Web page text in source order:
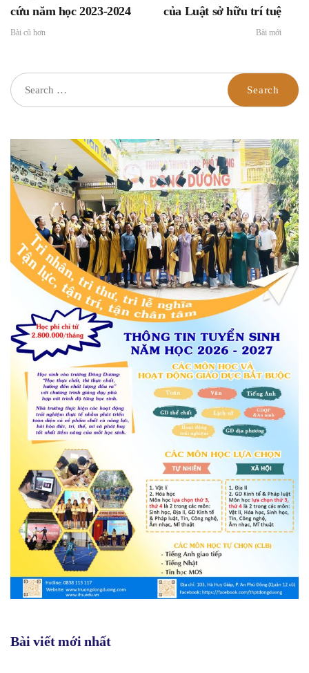
cứu năm học 2023-2024
Bài cũ hơn
của Luật sở hữu trí tuệ
Bài mới
Bài viết mới nhất